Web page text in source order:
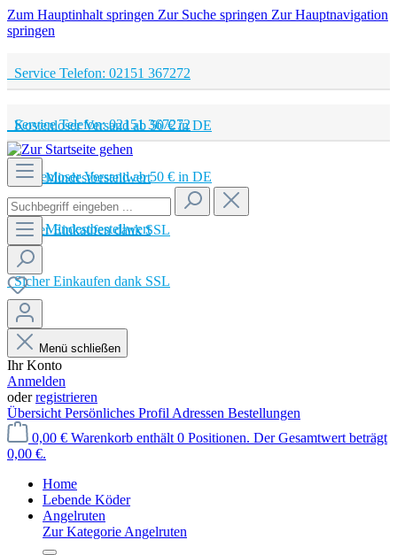
Zum Hauptinhalt springen Zur Suche springen Zur Hauptnavigation
springen
Service Telefon: 02151 367272
Kostenloser Versand ab 50 € in DE
Kein Mindestbestellwert
Sicher Einkaufen dank SSL
Service Telefon: 02151 367272
Kostenloser Versand ab 50 € in DE
Kein Mindestbestellwert
Sicher Einkaufen dank SSL
Menü schließen
Ihr Konto
Anmelden
oderregistrieren
Übersicht Persönliches Profil Adressen Bestellungen
0,00 € Warenkorb enthält 0 Positionen. Der Gesamtwert beträgt
0,00 €.
Home
Lebende Köder
Angelruten
Zur Kategorie Angelruten